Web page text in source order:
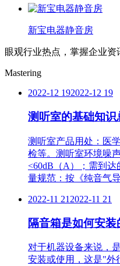
新宝电器静音房
眼观行业热点，掌握企业资
Mastering
2022-12 192022-12 19
测听室的基础知识
测听室产品用处：医
检等。测听室环境噪
<60dB（A）；需到
量规范：按《纯音气
2022-11 21 2022-11 21
隔音箱是如何安装
对于机器设备来说，
安装或使用，这是"外